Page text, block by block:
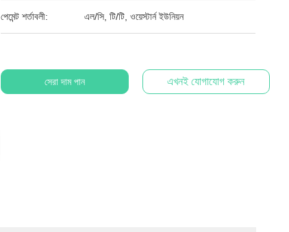
পেমেন্ট শর্তাবলী: এল/সি, টি/টি, ওয়েস্টার্ন ইউনিয়ন
সেরা দাম পান এখনই যোগাযোগ করুন